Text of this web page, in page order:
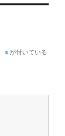
※ が付いている